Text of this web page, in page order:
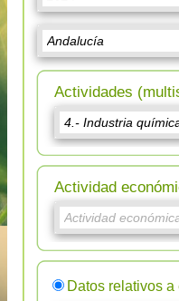
Actividades
Actividad
Datos relativos